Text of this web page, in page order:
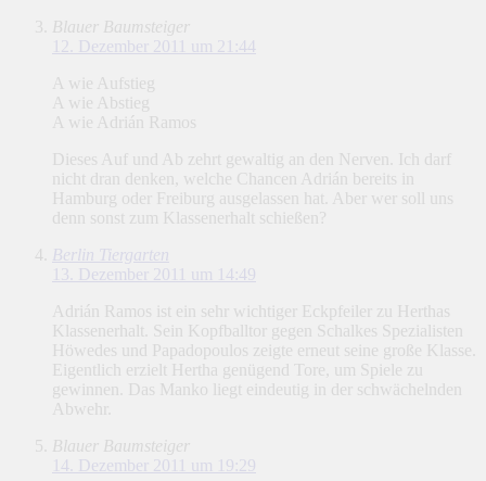
Blauer Baumsteiger
12. Dezember 2011 um 21:44
A wie Aufstieg
A wie Abstieg
A wie Adrián Ramos
Dieses Auf und Ab zehrt gewaltig an den Nerven. Ich darf
nicht dran denken, welche Chancen Adrián bereits in
Hamburg oder Freiburg ausgelassen hat. Aber wer soll uns
denn sonst zum Klassenerhalt schießen?
Berlin Tiergarten
13. Dezember 2011 um 14:49
Adrián Ramos ist ein sehr wichtiger Eckpfeiler zu Herthas
Klassenerhalt. Sein Kopfballtor gegen Schalkes Spezialisten
Höwedes und Papadopoulos zeigte erneut seine große Klasse.
Eigentlich erzielt Hertha genügend Tore, um Spiele zu
gewinnen. Das Manko liegt eindeutig in der schwächelnden
Abwehr.
Blauer Baumsteiger
14. Dezember 2011 um 19:29